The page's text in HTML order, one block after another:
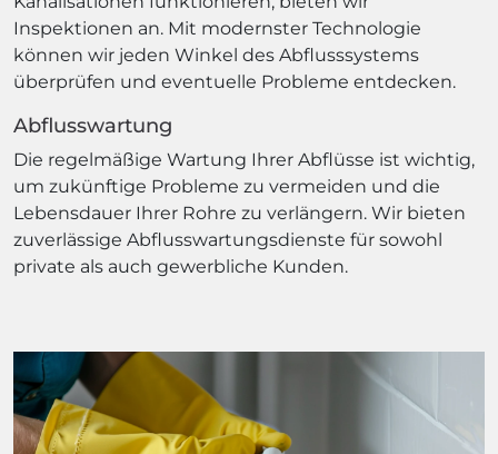
Inspektionen an. Mit modernster Technologie
können wir jeden Winkel des Abflusssystems
überprüfen und eventuelle Probleme entdecken.
Abflusswartung
Die regelmäßige Wartung Ihrer Abflüsse ist wichtig,
um zukünftige Probleme zu vermeiden und die
Lebensdauer Ihrer Rohre zu verlängern. Wir bieten
zuverlässige Abflusswartungsdienste für sowohl
private als auch gewerbliche Kunden.